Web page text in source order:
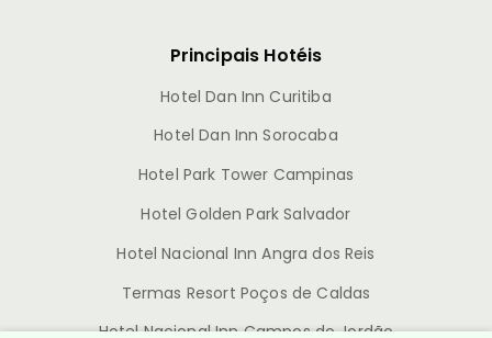
Principais Hotéis
Hotel Dan Inn Curitiba
Hotel Dan Inn Sorocaba
Hotel Park Tower Campinas
Hotel Golden Park Salvador
Hotel Nacional Inn Angra dos Reis
Termas Resort Poços de Caldas
Hotel Nacional Inn Campos do Jordão